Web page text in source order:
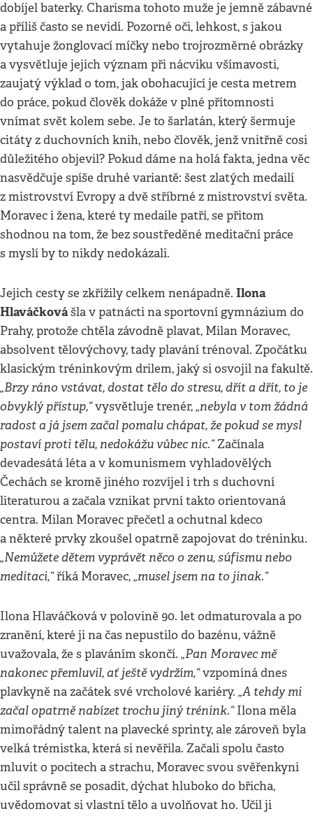
dobíjel baterky. Charisma tohoto muže je jemně zábavné
a příliš často se nevidí. Pozorné oči, lehkost, s jakou
vytahuje žonglovací míčky nebo trojrozměrné obrázky
a vysvětluje jejich význam při nácviku všímavosti,
zaujatý výklad o tom, jak obohacující je cesta metrem
do práce, pokud člověk dokáže v plné přítomnosti
vnímat svět kolem sebe. Je to šarlatán, který šermuje
citáty z duchovních knih, nebo člověk, jenž vnitřně cosi
důležitého objevil? Pokud dáme na holá fakta, jedna věc
nasvědčuje spíše druhé variantě: šest zlatých medailí
z mistrovství Evropy a dvě stříbrné z mistrovství světa.
Moravec i žena, které ty medaile patří, se přitom
shodnou na tom, že bez soustředěné meditační práce
s myslí by to nikdy nedokázali.
Jejich cesty se zkřížily celkem nenápadně. Ilona
Hlaváčkovášla v patnácti na sportovní gymnázium do
Prahy, protože chtěla závodně plavat, Milan Moravec,
absolvent tělovýchovy, tady plavání trénoval. Zpočátku
klasickým tréninkovým drilem, jaký si osvojil na fakultě.
„Brzy ráno vstávat, dostat tělo do stresu, dřít a dřít, to je
obvyklý přístup,“vysvětluje trenér,„nebyla v tom žádná
radost a já jsem začal pomalu chápat, že pokud se mysl
postaví proti tělu, nedokážu vůbec nic.“Začínala
devadesátá léta a v komunismem vyhladovělých
Čechách se kromě jiného rozvíjel i trh s duchovní
literaturou a začala vznikat první takto orientovaná
centra. Milan Moravec přečetl a ochutnal kdeco
a některé prvky zkoušel opatrně zapojovat do tréninku.
„Nemůžete dětem vyprávět něco o zenu, súfismu nebo
meditaci,“říká Moravec,„musel jsem na to jinak.“
Ilona Hlaváčková v polovině 90. let odmaturovala a po
zranění, které ji na čas nepustilo do bazénu, vážně
uvažovala, že s plaváním skončí. „Pan Moravec mě
nakonec přemluvil, ať ještě vydržím,“vzpomíná dnes
plavkyně na začátek své vrcholové kariéry. „A tehdy mi
začal opatrně nabízet trochu jiný trénink.“Ilona měla
mimořádný talent na plavecké sprinty, ale zároveň byla
velká trémistka, která si nevěřila. Začali spolu často
mluvit o pocitech a strachu, Moravec svou svěřenkyni
učil správně se posadit, dýchat hluboko do břicha,
uvědomovat si vlastní tělo a uvolňovat ho. Učil ji